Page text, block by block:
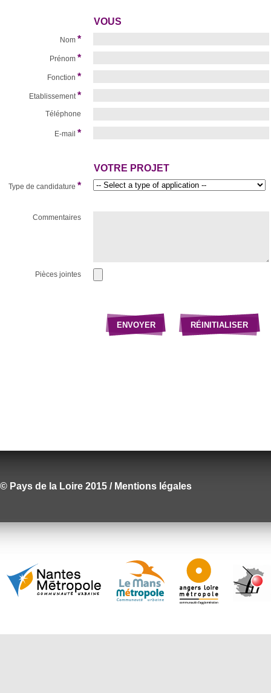
VOUS
Nom *
Prénom *
Fonction *
Etablissement *
Téléphone
E-mail *
VOTRE PROJET
Type de candidature *
Commentaires
Pièces jointes
© Pays de la Loire 2015 / Mentions légales